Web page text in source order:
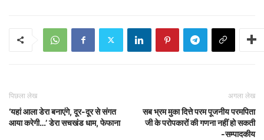
पिछला लेख
‘यहां आला डेरा बनाएंगे, दूर-दूर से संगत
आया करेगी…’ डेरा सचखंड धाम, फेफाना
अगला लेख
सब भ्रम मुका दित्ते परम पूजनीय परमपिता
जी के परोपकारों की गणना नहीं हो सकती
-सम्पादकीय